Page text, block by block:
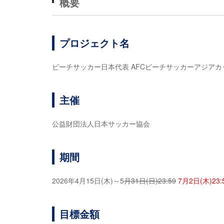
プロジェクト名
ビーチサッカー日本代表 AFCビーチサッカーアジア
主催
公益財団法人日本サッカー協会
期間
2026年4月15日(木)～5月31日(日)23:59 7月2日(木
目標金額